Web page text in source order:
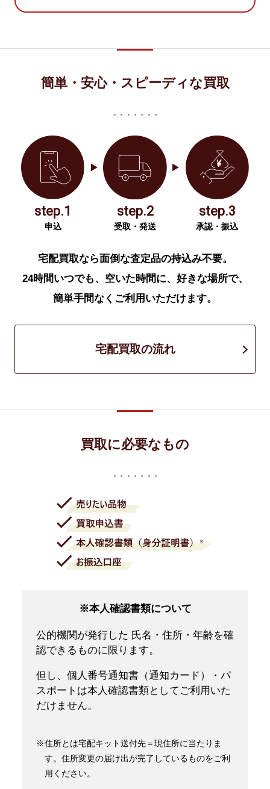
簡単・安心・スピーディな買取
step.1
申込
step.2
受取・発送
step.3
承認・振込
宅配買取なら面倒な査定品の持込み不要。
24時間いつでも、空いた時間に、好きな場所で、
簡単手間なくご利用いただけます。
宅配買取の流れ
買取に必要なもの
※本人確認書類について
公的機関が発行した 氏名・住所・年齢を確
認できるものに限ります。
但し、個人番号通知書（通知カード）・パ
スポートは本人確認書類としてご利用いた
だけません。
※住所とは宅配キット送付先＝現住所に当たりま
す。住所変更の届け出が完了しているものをご利
用ください。